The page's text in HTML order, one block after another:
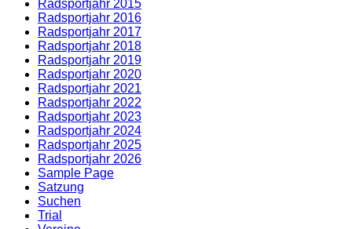
Radsportjahr 2015
Radsportjahr 2016
Radsportjahr 2017
Radsportjahr 2018
Radsportjahr 2019
Radsportjahr 2020
Radsportjahr 2021
Radsportjahr 2022
Radsportjahr 2023
Radsportjahr 2024
Radsportjahr 2025
Radsportjahr 2026
Sample Page
Satzung
Suchen
Trial